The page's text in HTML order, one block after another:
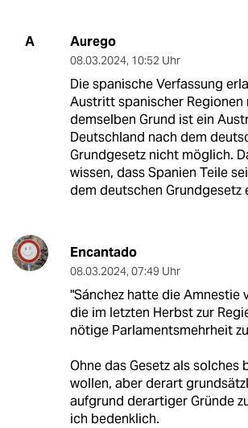
A Aurego
08.03.2024, 10:52 Uhr
Die spanische Verfassung
Austritt spanischer Regionen
demselben Grund ist ein
Deutschland nach dem
Grundgesetz nicht möglich.
wissen, dass Spanien Teile
dem deutschen Grundgesetz
Encantado
08.03.2024, 07:49 Uhr
"Sánchez hatte die Amnestie
die im letzten Herbst zur
nötige Parlamentsmehrheit
Ohne das Gesetz als solches
wollen, aber derart
aufgrund derartiger Gründe
ich bedenklich.